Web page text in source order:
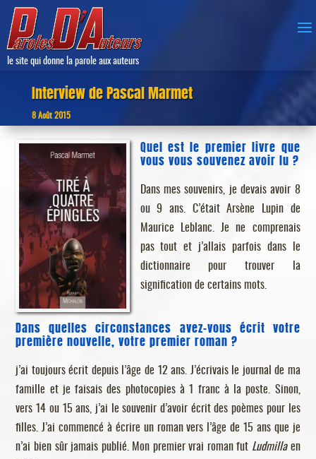
le site qui donne la parole aux auteurs
Interview de Pascal Marmet
8 Août 2015
Quel est le premier livre que
vous vous souvenez avoir lu ?
Dans mes souvenirs, je devais avoir 8
ou 9 ans. C’était Arsène Lupin de
Maurice Leblanc. Je ne comprenais
pas tout et j’allais parfois dans le
dictionnaire pour trouver la
signification de certains mots.
Dans quelles circonstances avez-vous écrit votre
première nouvelle, votre premier roman ?
j’ai toujours écrit depuis l’âge de 12 ans. J’écrivais le journal de ma
famille et je faisais des photocopies à 1 franc à la poste. Sinon,
vers 14 ou 15 ans, j’ai le souvenir d’avoir écrit des poèmes pour les
filles. J’ai commencé à écrire un roman vers l’âge de 15 ans que je
n’ai bien sûr jamais publié. Mon premier vrai roman fut Ludmillaen